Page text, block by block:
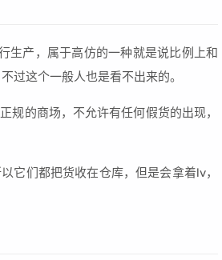
生产，属于高仿的一种就是说比例上和
过这个一般人也是看不出来的。
规的商场，不允许有任何假货的出现，
它们都把货收在仓库，但是会拿着lv，